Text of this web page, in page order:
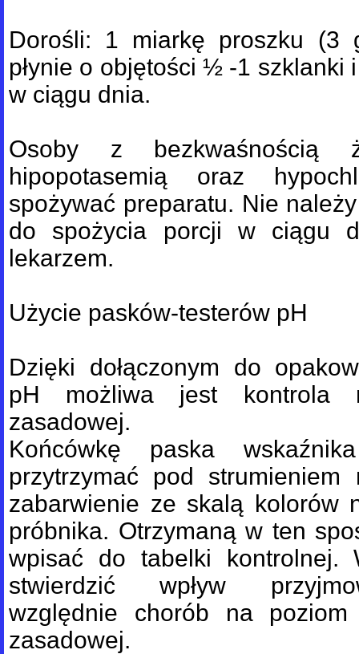
Dorośli: 1 miarkę proszku (3
płynie o objętości ½ -1 szklanki
w ciągu dnia.
Osoby z bezkwaśnością
hipopotasemią oraz
spożywać preparatu. Nie
do spożycia porcji w ciągu
lekarzem.
Użycie pasków-testerów pH
Dzięki dołączonym do
pH możliwa jest kontrola
zasadowej.
Końcówkę paska
przytrzymać pod
zabarwienie ze skalą kolorów
próbnika. Otrzymaną w ten
wpisać do tabelki kontrolnej.
stwierdzić wpływ
względnie chorób na poziom
zasadowej.